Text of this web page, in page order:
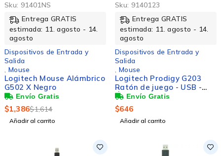
Sku: 91401NS
Entrega GRATIS
estimada: 11. agosto - 14.
agosto
Dispositivos de Entrada y
Salida
Mouse
Logitech Mouse Alámbrico
G502 X Negro
$1,614
$1,386
Añadir al carrito
Sku: 9140123
Entrega GRATIS
estimada: 11. agosto - 14.
agosto
Dispositivos de Entrada y
Salida
Mouse
Logitech Prodigy G203
Ratón de juego - USB -
Óptico - 6 Botón(es) -
Negro - 1 - Cable - 8000
dpi
$646
Añadir al carrito